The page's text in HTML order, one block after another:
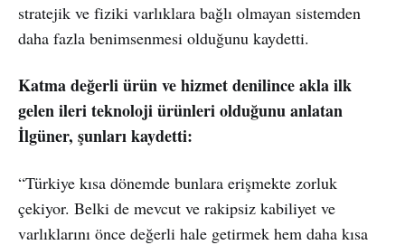
stratejik ve fiziki varlıklara bağlı olmayan sistemden
daha fazla benimsenmesi olduğunu kaydetti.
Katma değerli ürün ve hizmet denilince akla ilk
gelen ileri teknoloji ürünleri olduğunu anlatan
İlgüner, şunları kaydetti:
“Türkiye kısa dönemde bunlara erişmekte zorluk
çekiyor. Belki de mevcut ve rakipsiz kabiliyet ve
varlıklarını önce değerli hale getirmek hem daha kısa